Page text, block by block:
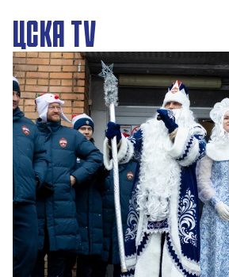
ЦСКА TV